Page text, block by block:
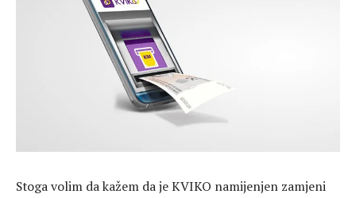
Stoga volim da kažem da je KVIKO namijenjen zamjeni